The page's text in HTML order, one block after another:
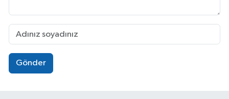
Gönder